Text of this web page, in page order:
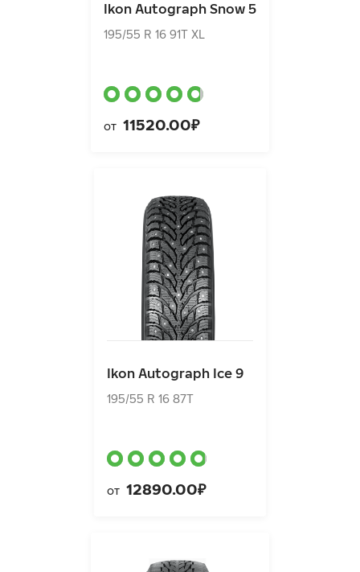
Ikon Autograph Snow 5
195/55 R 16 91T XL
от 11520.00₽
Ikon Autograph Ice 9
195/55 R 16 87T
от 12890.00₽
от11520.00₽
Ikon Autograph Ice 9
195/55 R 16 87T
от12890.00₽